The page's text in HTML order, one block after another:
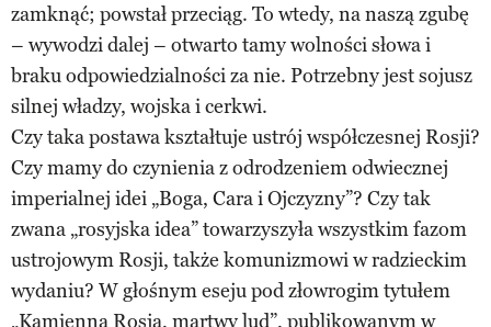
zamknąć; powstał przeciąg. To wtedy, na naszą zgubę
– wywodzi dalej – otwarto tamy wolności słowa i
braku odpowiedzialności za nie. Potrzebny jest sojusz
silnej władzy, wojska i cerkwi.
Czy taka postawa kształtuje ustrój współczesnej Rosji?
Czy mamy do czynienia z odrodzeniem odwiecznej
imperialnej idei „Boga, Cara i Ojczyzny”? Czy tak
zwana „rosyjska idea” towarzyszyła wszystkim fazom
ustrojowym Rosji, także komunizmowi w radzieckim
wydaniu? W głośnym eseju pod złowrogim tytułem
„Kamienna Rosja, martwy lud”, publikowanym w